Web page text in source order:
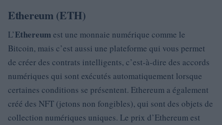
Ethereum (ETH)
L’Ethereumest une monnaie numérique comme le
Bitcoin, mais c’est aussi une plateforme qui vous permet
de créer des contrats intelligents, c’est-à-dire des accords
numériques qui sont exécutés automatiquement lorsque
certaines conditions se présentent. Ethereum a également
créé des NFT (jetons non fongibles), qui sont des objets de
collection numériques uniques. Le prix d’Ethereum est